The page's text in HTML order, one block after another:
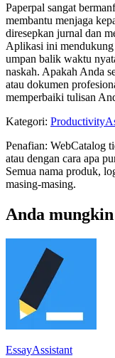
Paperpal sangat
membantu menjaga
diresepkan jurnal dan
Aplikasi ini
umpan balik waktu
naskah. Apakah Anda
atau dokumen
memperbaiki tulisan
Kategori: Productivity
Penafian: WebCatalog
atau dengan cara apa
Semua nama produk,
masing-masing.
Anda
EssayAssistant